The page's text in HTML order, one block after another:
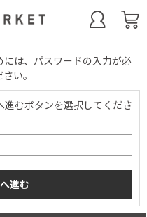
は、パスワードの入力が必
い。
むボタンを選択してくださ